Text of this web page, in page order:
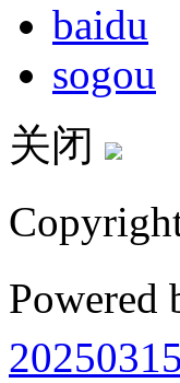
baidu
sogou
关闭
Powered